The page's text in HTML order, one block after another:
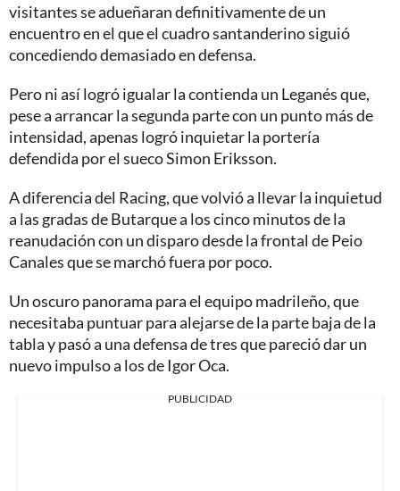
visitantes se adueñaran definitivamente de un
encuentro en el que el cuadro santanderino siguió
concediendo demasiado en defensa.
Pero ni así logró igualar la contienda un Leganés que,
pese a arrancar la segunda parte con un punto más de
intensidad, apenas logró inquietar la portería
defendida por el sueco Simon Eriksson.
A diferencia del Racing, que volvió a llevar la inquietud
a las gradas de Butarque a los cinco minutos de la
reanudación con un disparo desde la frontal de Peio
Canales que se marchó fuera por poco.
Un oscuro panorama para el equipo madrileño, que
necesitaba puntuar para alejarse de la parte baja de la
tabla y pasó a una defensa de tres que pareció dar un
nuevo impulso a los de Igor Oca.
PUBLICIDAD